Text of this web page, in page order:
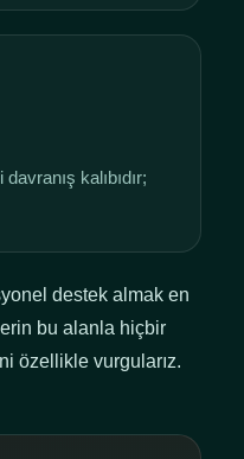
kalıbıdır;
destek almak en
bu alanla hiçbir
özellikle vurgularız.